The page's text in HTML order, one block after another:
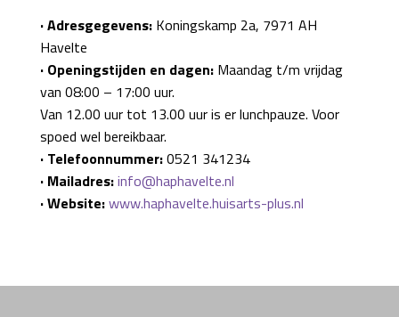
· Adresgegevens: Koningskamp 2a, 7971 AH
Havelte
· Openingstijden en dagen:Maandag t/m vrijdag
van 08:00 – 17:00 uur.
Van 12.00 uur tot 13.00 uur is er lunchpauze. Voor
spoed wel bereikbaar.
· Telefoonnummer:0521 341234
· Mailadres:info@haphavelte.nl
· Website:www.haphavelte.huisarts-plus.nl